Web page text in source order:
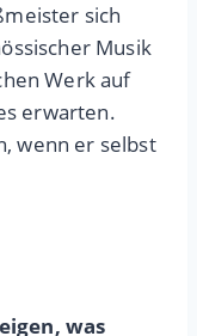
sich
Musik
Werk auf
erwarten.
wenn er selbst
was